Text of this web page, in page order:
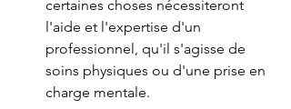
certaines choses nécessiteront
l'aide et l'expertise d'un
professionnel, qu'il s'agisse de
soins physiques ou d'une prise en
charge mentale.